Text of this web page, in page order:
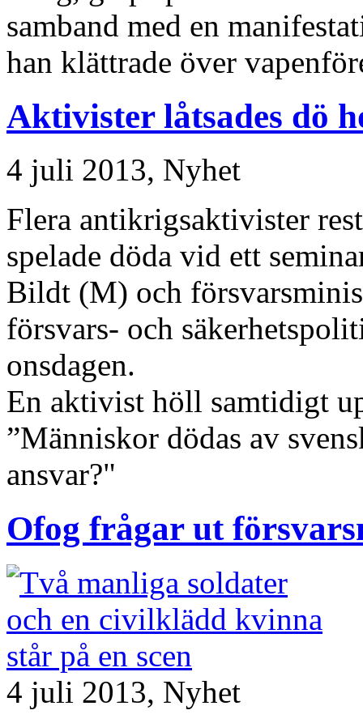
samband med en
han klättrade över
Aktivister låtsades dö
4 juli 2013, Nyhet
Flera antikrigsaktivister
spelade döda vid ett
Bildt (M) och
försvars- och
onsdagen.
En aktivist höll samtidigt
”Människor dödas av
ansvar?"
Ofog frågar ut
4 juli 2013, Nyhet